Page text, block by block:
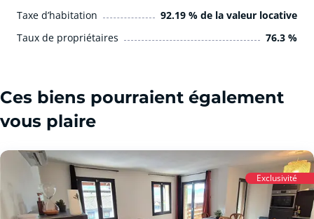
Taxe d’habitation
92.19 % de la valeur locative
Taux de propriétaires
76.3 %
Ces biens pourraient également
vous plaire
Exclusivité